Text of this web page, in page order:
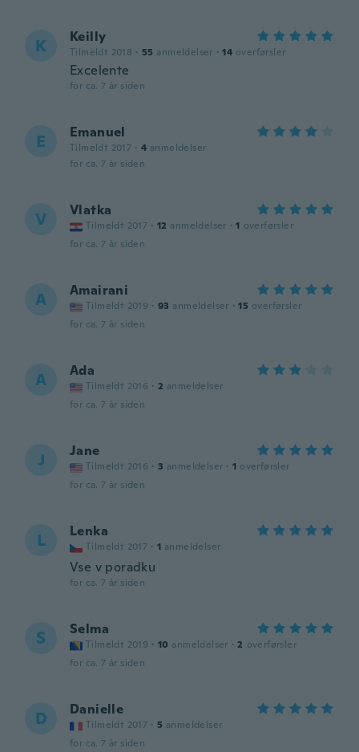
K Keilly
Tilmeldt 2018 · 55 anmeldelser · 14 overførsler
Excelente
for ca. 7 år siden
E Emanuel
Tilmeldt 2017 · 4 anmeldelser
for ca. 7 år siden
V Vlatka
Tilmeldt 2017 · 12 anmeldelser · 1 overførsler
for ca. 7 år siden
A Amairani
Tilmeldt 2019 · 93 anmeldelser · 15 overførsler
for ca. 7 år siden
A Ada
Tilmeldt 2016 · 2 anmeldelser
for ca. 7 år siden
J Jane
Tilmeldt 2016 · 3 anmeldelser · 1 overførsler
for ca. 7 år siden
L Lenka
Tilmeldt 2017 · 1 anmeldelser
Vse v poradku
for ca. 7 år siden
S Selma
Tilmeldt 2019 · 10 anmeldelser · 2 overførsler
for ca. 7 år siden
D Danielle
Tilmeldt 2017 · 5 anmeldelser
for ca. 7 år siden